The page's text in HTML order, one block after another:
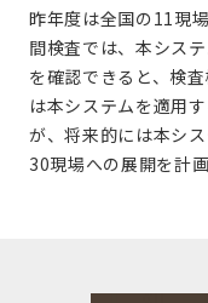
昨年度は全国の11現
間検査では、本シス
を確認できると、検
は本システムを適用
が、将来的には本シ
30現場への展開を計画